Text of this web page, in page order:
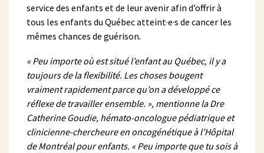
service des enfants et de leur avenir afin d’offrir à
tous les enfants du Québec atteint·e·s de cancer les
mêmes chances de guérison.
« Peu importe où est situé l’enfant au Québec, il y a
toujours de la flexibilité. Les choses bougent
vraiment rapidement parce qu’on a développé ce
réflexe de travailler ensemble. », mentionne la Dre
Catherine Goudie, hémato-oncologue pédiatrique et
clinicienne-chercheure en oncogénétique à l’Hôpital
de Montréal pour enfants. « Peu importe que tu sois à